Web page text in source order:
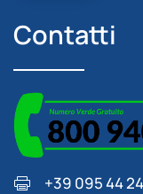
Contatti
+39 095 44